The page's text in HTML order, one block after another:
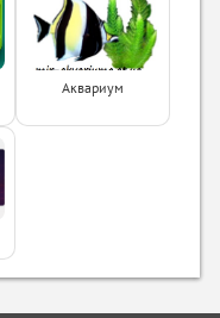
Аквариум